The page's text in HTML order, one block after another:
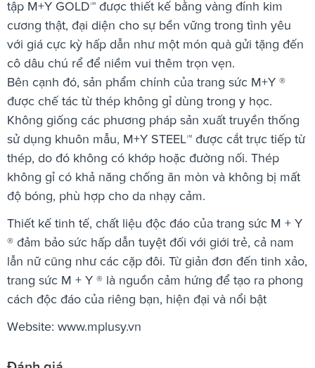
tập M+Y GOLD™ được thiết kế bằng vàng đính kim
cương thật, đại diện cho sự bền vững trong tình yêu
với giá cực kỳ hấp dẫn như một món quà gửi tặng đến
cô dâu chú rể để niềm vui thêm trọn vẹn.
Bên cạnh đó, sản phẩm chính của trang sức M+Y ®
được chế tác từ thép không gỉ dùng trong y học.
Không giống các phương pháp sản xuất truyền thống
sử dụng khuôn mẫu, M+Y STEEL™ được cắt trực tiếp từ
thép, do đó không có khớp hoặc đường nối. Thép
không gỉ có khả năng chống ăn mòn và không bị mất
độ bóng, phù hợp cho da nhạy cảm.
Thiết kế tinh tế, chất liệu độc đáo của trang sức M + Y
® đảm bảo sức hấp dẫn tuyệt đối với giới trẻ, cả nam
lẫn nữ cũng như các cặp đôi. Từ giản đơn đến tinh xảo,
trang sức M + Y ® là nguồn cảm hứng để tạo ra phong
cách độc đáo của riêng bạn, hiện đại và nổi bật
Website: www.mplusy.vn